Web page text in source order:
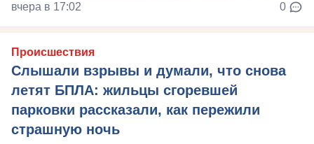
вчера в 17:02 0
Происшествия
Слышали взрывы и думали, что снова
летят БПЛА: жильцы сгоревшей
парковки рассказали, как пережили
страшную ночь